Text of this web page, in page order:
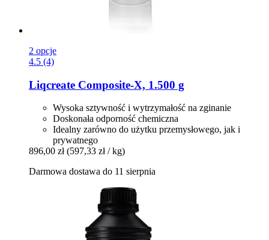
2 opcje
4.5 (4)
Liqcreate Composite-​X, 1.500 g
Wysoka sztywność i wytrzymałość na zginanie
Doskonała odporność chemiczna
Idealny zarówno do użytku przemysłowego, jak i
prywatnego
896,00 zł (597,33 zł / kg)
Darmowa dostawa do 11 sierpnia